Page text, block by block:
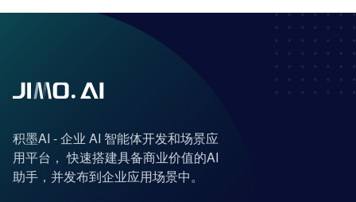
积墨AI - 企业 AI 智能体开发和场景应
用平台， 快速搭建具备商业价值的AI
助手，并发布到企业应用场景中。